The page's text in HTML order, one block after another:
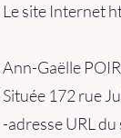
Le site Internet
Ann-Gaëlle
Située 172 rue
-adresse URL